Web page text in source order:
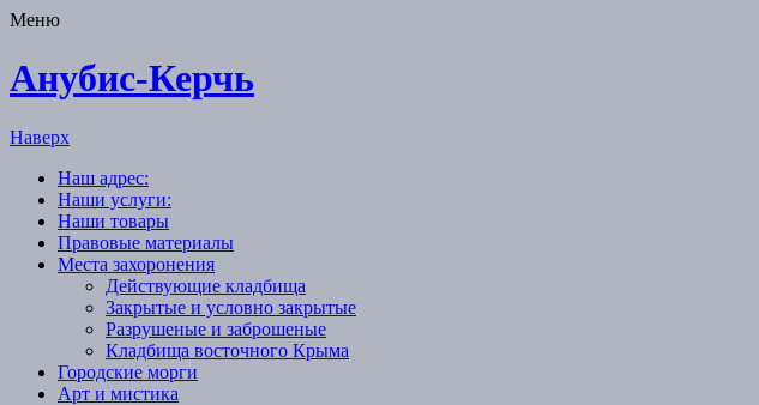
Меню
Анубис-Керчь
Наверх
Наш адрес:
Наши услуги:
Наши товары
Правовые материалы
Места захоронения
Действующие кладбища
Закрытые и условно закрытые
Разрушеные и заброшеные
Кладбища восточного Крыма
Городские морги
Арт и мистика